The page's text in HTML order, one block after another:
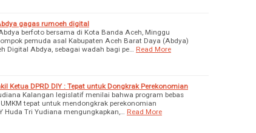
gagas rumoeh digital
berfoto bersama di Kota Banda Aceh, Minggu
pemuda asal Kabupaten Aceh Barat Daya (Abdya)
Digital Abdya, sebagai wadah bagi pe… Read More
Ketua DPRD DIY : Tepat untuk Dongkrak Perekonomian
Kalangan legislatif menilai bahwa program bebas
tepat untuk mendongkrak perekonomian
Huda Tri Yudiana mengungkapkan,… Read More